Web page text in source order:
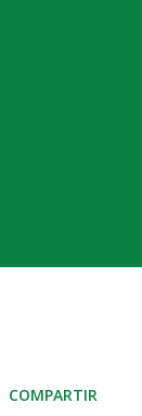
COMPARTIR